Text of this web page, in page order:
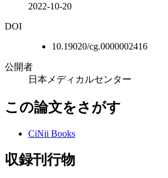
2022-10-20
DOI
10.19020/cg.0000002416
公開者
日本メディカルセンター
この論文をさがす
CiNii Books
収録刊行物